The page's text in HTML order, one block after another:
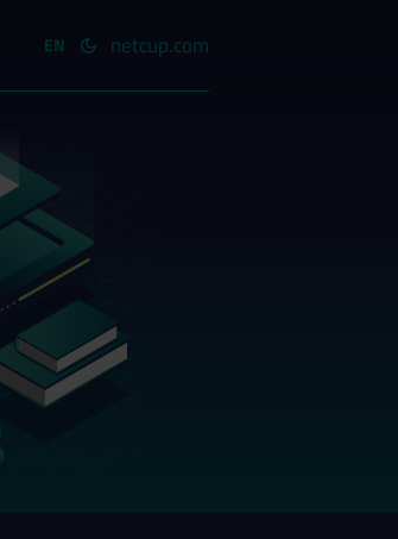
EN netcup.com